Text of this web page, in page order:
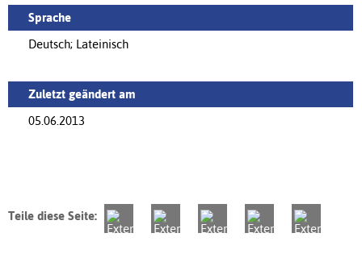
Sprache
Deutsch; Lateinisch
Zuletzt geändert am
05.06.2013
Teile diese Seite: